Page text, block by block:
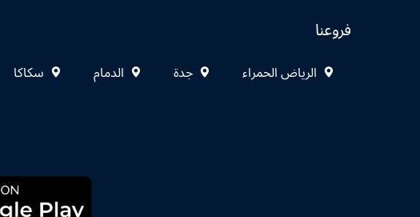
فروعنا
الرياض الحمراء جدة الدمام سكاكا